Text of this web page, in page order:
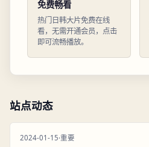
免费畅看
热门日韩大片免费在线
看，无需开通会员，点击
即可流畅播放。
站点动态
2024-01-15·重要